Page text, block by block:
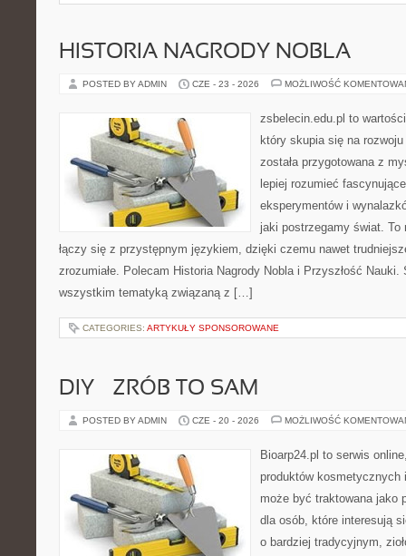
HISTORIA NAGRODY NOBLA
POSTED BY ADMIN CZE - 23 - 2026 MOŻLIWOŚĆ
zsbelecin.edu.pl to
który skupia się na
została przygotowana z
lepiej rozumieć
eksperymentów i
jaki postrzegamy świat.
łączy się z przystępnym językiem, dzięki czemu nawet
zrozumiałe. Polecam Historia Nagrody Nobla i Przyszłość
wszystkim tematyką związaną z […]
CATEGORIES: ARTYKUŁY SPONSOROWANE
DIY – ZRÓB TO SAM
POSTED BY ADMIN CZE - 20 - 2026 MOŻLIWOŚĆ
Bioarp24.pl to serwis
produktów kosmetycznych
może być traktowana jako
dla osób, które interesują
o bardziej tradycyjnym,